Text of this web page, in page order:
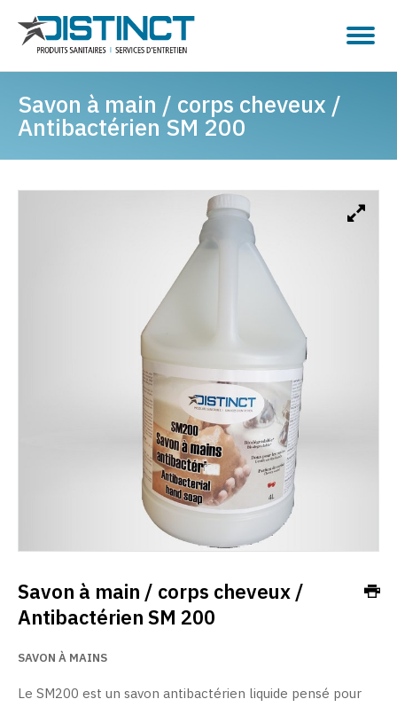
Savon à main / corps cheveux /
Antibactérien SM 200
Savon à main / corps cheveux /
Antibactérien SM 200
SAVON À MAINS
Le SM200 est un savon antibactérien liquide pensé pour